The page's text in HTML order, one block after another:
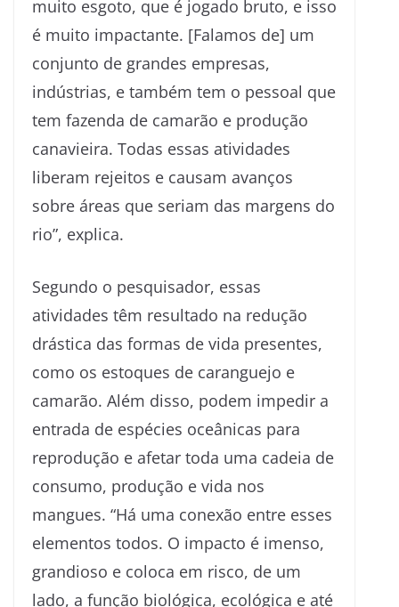
muito esgoto, que é jogado bruto, e isso
é muito impactante. [Falamos de] um
conjunto de grandes empresas,
indústrias, e também tem o pessoal que
tem fazenda de camarão e produção
canavieira. Todas essas atividades
liberam rejeitos e causam avanços
sobre áreas que seriam das margens do
rio”, explica.
Segundo o pesquisador, essas
atividades têm resultado na redução
drástica das formas de vida presentes,
como os estoques de caranguejo e
camarão. Além disso, podem impedir a
entrada de espécies oceânicas para
reprodução e afetar toda uma cadeia de
consumo, produção e vida nos
mangues. “Há uma conexão entre esses
elementos todos. O impacto é imenso,
grandioso e coloca em risco, de um
lado, a função biológica, ecológica e até